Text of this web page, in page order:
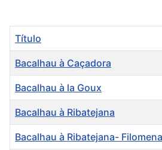
Título
Bacalhau à Caçadora
Bacalhau à la Goux
Bacalhau à Ribatejana
Bacalhau à Ribatejana-